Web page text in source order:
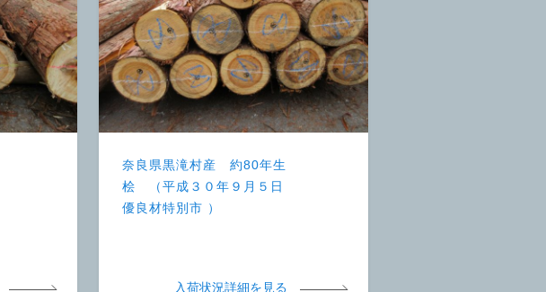
奈良県黒滝村産 約80年生
桧 （平成３０年９月５日
優良材特別市 ）